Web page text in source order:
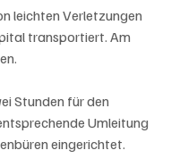
leichten Verletzungen
transportiert. Am
Stunden für den
Umleitung
eingerichtet.